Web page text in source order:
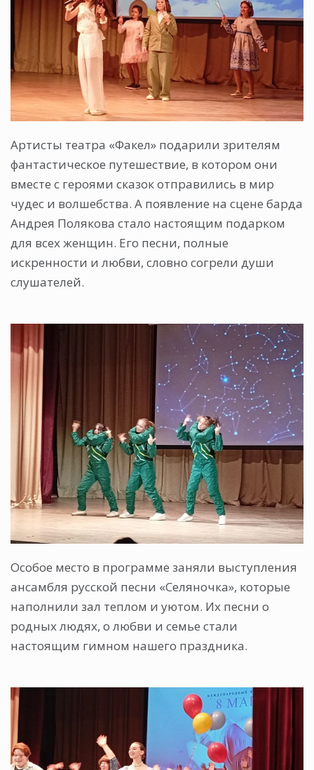
Артисты театра «Факел» подарили зрителям
фантастическое путешествие, в котором они
вместе с героями сказок отправились в мир
чудес и волшебства. А появление на сцене барда
Андрея Полякова стало настоящим подарком
для всех женщин. Его песни, полные
искренности и любви, словно согрели души
слушателей.
Особое место в программе заняли выступления
ансамбля русской песни «Селяночка», которые
наполнили зал теплом и уютом. Их песни о
родных людях, о любви и семье стали
настоящим гимном нашего праздника.